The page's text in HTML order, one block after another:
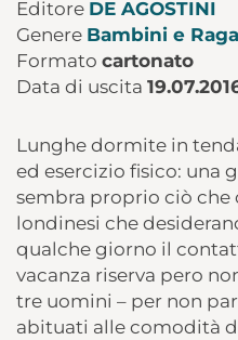
Editore DE AGOSTINI
Genere Bambini e
Formato cartonato
Data di uscita
Lunghe dormite in
ed esercizio fisico: una
sembra proprio ciò che
londinesi che
qualche giorno il
vacanza riserva pero
tre uomini – per non
abituati alle comodità